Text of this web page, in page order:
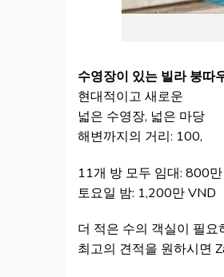
수영장이 있는 빌라 붕따
현대적이고 새로운
넓은 수영장, 넓은 마당
해변까지의 거리: 100,
11개 방 모두 임대: 800
토요일 밤: 1,200만 VND
더 적은 수의 객실이 필
최고의 견적을 원하시면